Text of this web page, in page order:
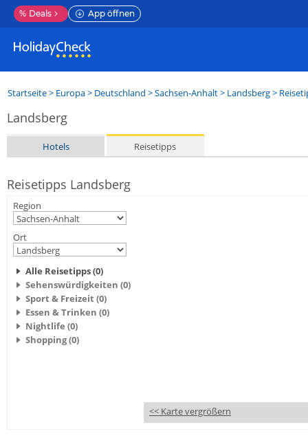
% Deals App öffnen
Startseite> Europa> Deutschland >Sachsen-Anhalt> Landsberg>
Landsberg
Hotels Reisetipps
Reisetipps Landsberg
Region
Ort
Alle Reisetipps (0)
Sehenswürdigkeiten (0)
Sport & Freizeit (0)
Essen & Trinken (0)
Nightlife (0)
Shopping (0)
<< Karte vergrößern